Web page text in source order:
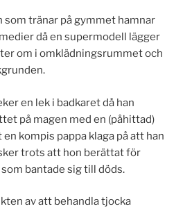
som tränar på gymmet hamnar
då en supermodell lägger
om i omklädningsrummet och
en lek i badkaret då han
på magen med en (påhittad)
kompis pappa klaga på att han
trots att hon berättat för
bantade sig till döds.
av att behandla tjocka